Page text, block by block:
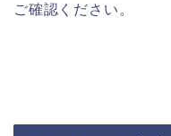
ご確認ください。